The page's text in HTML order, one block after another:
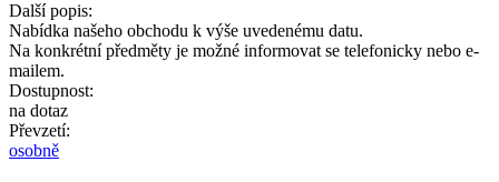
Další popis:
Nabídka našeho obchodu k výše uvedenému datu.
Na konkrétní předměty je možné informovat se telefonicky nebo e-
mailem.
Dostupnost:
na dotaz
Převzetí:
osobně